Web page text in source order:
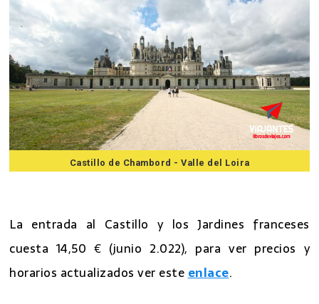
Castillo de Chambord - Valle del Loira
La entrada al Castillo y los Jardines franceses
cuesta 14,50 € (junio 2.022), para ver precios y
horarios actualizados ver esteenlace.